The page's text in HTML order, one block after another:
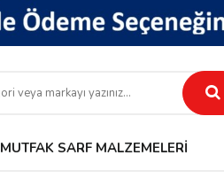
MUTFAK SARF MALZEMELERI